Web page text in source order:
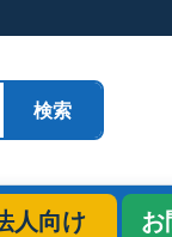
検索
人向け お